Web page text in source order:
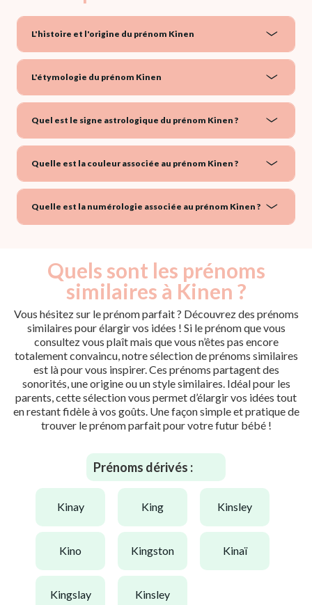
L'histoire et l'origine du prénom Kinen
L'étymologie du prénom Kinen
Quel est le signe astrologique du prénom Kinen ?
Quelle est la couleur associée au prénom Kinen ?
Quelle est la numérologie associée au prénom Kinen ?
Quels sont les prénoms
similaires à Kinen ?
Vous hésitez sur le prénom parfait ? Découvrez des prénoms
similaires pour élargir vos idées ! Si le prénom que vous
consultez vous plaît mais que vous n’êtes pas encore
totalement convaincu, notre sélection de prénoms similaires
est là pour vous inspirer. Ces prénoms partagent des
sonorités, une origine ou un style similaires. Idéal pour les
parents, cette sélection vous permet d’élargir vos idées tout
en restant fidèle à vos goûts. Une façon simple et pratique de
trouver le prénom parfait pour votre futur bébé !
Prénoms dérivés :
kinay king kinsley
kino kingston kinaï
kingslay kinsley